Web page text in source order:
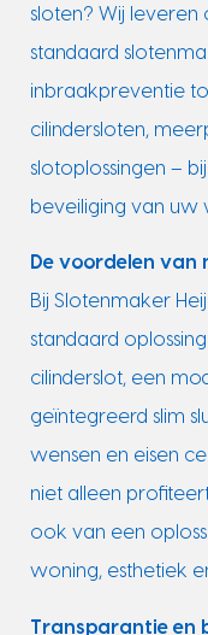
sloten? Wij leveren
standaard
inbraakpreventie
cilindersloten,
slotoplossingen –
beveiliging van uw
De voordelen
Bij Slotenmaker
standaard
cilinderslot, een
geïntegreerd slim
wensen en eisen
niet alleen
ook van een
woning, esthetiek
Transparantie en